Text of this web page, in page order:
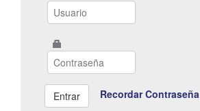
Recordar Contraseña